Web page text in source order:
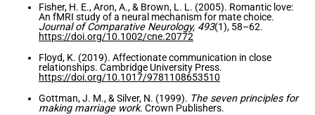
Fisher, H. E., Aron, A., & Brown, L. L. (2005). Romantic love:
An fMRI study of a neural mechanism for mate choice.
Journal of Comparative Neurology, 493(1), 58–62.
https://doi.org/10.1002/cne.20772
Floyd, K. (2019). Affectionate communication in close
relationships. Cambridge University Press.
https://doi.org/10.1017/9781108653510
Gottman, J. M., & Silver, N. (1999). The seven principles for
making marriage work. Crown Publishers.